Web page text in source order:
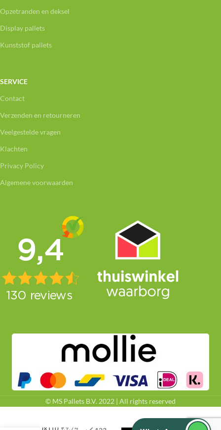
Opzetranden en deksel
Display pallets
Kunststof pallets
SERVICE
Contact
Verzenden en retourneren
Veelgestelde vragen
Klachten
Privacy Policy
Algemene voorwaarden
© MS Pallets B.V. 2022 | All rights reserved
110×110 €9,74